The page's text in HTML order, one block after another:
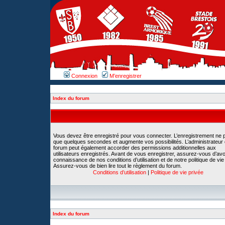
Connexion M’enregistrer
Index du forum
Vous devez être enregistré pour vous connecter. L’enregistrement ne
que quelques secondes et augmente vos possibilités. L’administrateur
forum peut également accorder des permissions additionnelles aux
utilisateurs enregistrés. Avant de vous enregistrer, assurez-vous
connaissance de nos conditions d’utilisation et de notre politique de
Assurez-vous de bien lire tout le règlement du forum.
Conditions d’utilisation | Politique de vie privée
Index du forum